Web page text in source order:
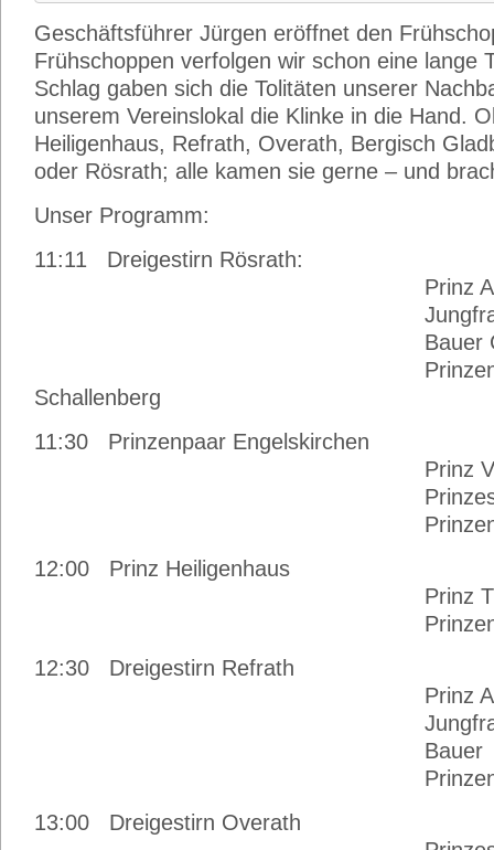
Geschäftsführer Jürgen eröffnet den
Frühschoppen verfolgen wir schon eine lange
Schlag gaben sich die Tolitäten unserer
unserem Vereinslokal die Klinke in die Hand.
Heiligenhaus, Refrath, Overath, Bergisch
oder Rösrath; alle kamen sie gerne – und
Unser Programm:
11:11 Dreigestirn Rösrath:
Prinz
Jungfrau
Bauer
Prinzenführer
Schallenberg
11:30 Prinzenpaar Engelskirchen
Prinz Vicky,
Prinzessin
Prinzenführer
12:00 Prinz Heiligenhaus
Prinz
Prinzenführer
12:30 Dreigestirn Refrath
Prinz
Bauer
Prinzenführer
13:00 Dreigestirn Overath